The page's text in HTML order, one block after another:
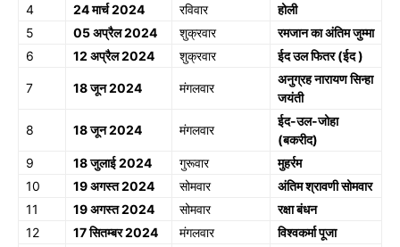
4
24 मार्च 2024 रविवार
होली
5
05 अप्रैल 2024 शुक्रवार
रमजान का अंतिम जुम्मा
6
12 अप्रैल 2024 शुक्रवार ईद उल फितर (ईद )
7 18 जून 2024 मंगलवार
अनुग्रह नारायण सिन्हा
जयंती
8 18 जून 2024 मंगलवार
ईद-उल-जोहा
(बकरीद)
9
18 जुलाई 2024 गुरूवार
मुहर्रम
10
19 अगस्त 2024 सोमवार
अंतिम श्रावणी सोमवार
11
19 अगस्त 2024 सोमवार
रक्षा बंधन
12
17 सितम्बर 2024 मंगलवार
विश्वकर्मा पूजा